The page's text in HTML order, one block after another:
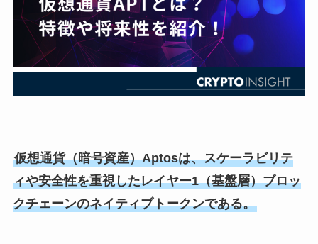
仮想通貨（暗号資産）Aptosは、スケーラビリテ
ィや安全性を重視したレイヤー1（基盤層）ブロッ
クチェーンのネイティブトークンである。